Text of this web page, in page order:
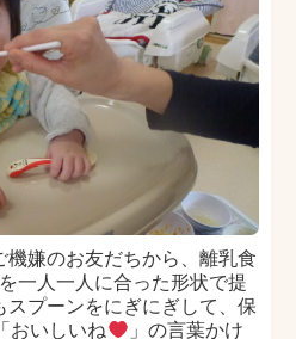
機嫌のお友だちから、離乳食
一人一人に合った形状で提
プーンをにぎにぎして、保
おいしいね 」の言葉かけ